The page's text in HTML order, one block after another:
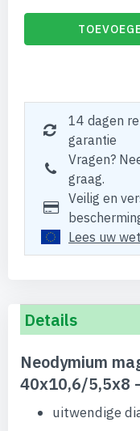
14 dagen
garantie
Vragen?
graag.
Veilig en
Lees uw
Details
Neodymium
40x10,6/5,5x8
uitwendige